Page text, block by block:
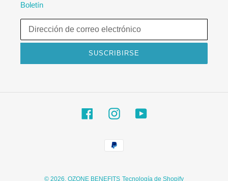
Boletín
SUSCRIBIRSE
FacebookInstagramYouTube
Métodos
de
© 2026, OZONE BENEFITS Tecnología de Shopify